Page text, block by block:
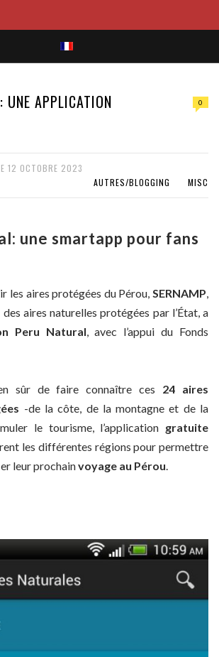
S
c
UNE APPLICATION
0
12 OCTOBRE 2023
AUTRES/BLOGGING
MISC
une smartapp pour fans
les aires protégées du Pérou, SERNAMP,
aires naturelles protégées par l’État, a
Peru Natural, avec l’appui du Fonds
sûr de faire connaître ces 24 aires
-de la côte, de la montagne et de la
le tourisme, l’application gratuite
les différentes régions pour permettre
leur prochainvoyage au Pérou.